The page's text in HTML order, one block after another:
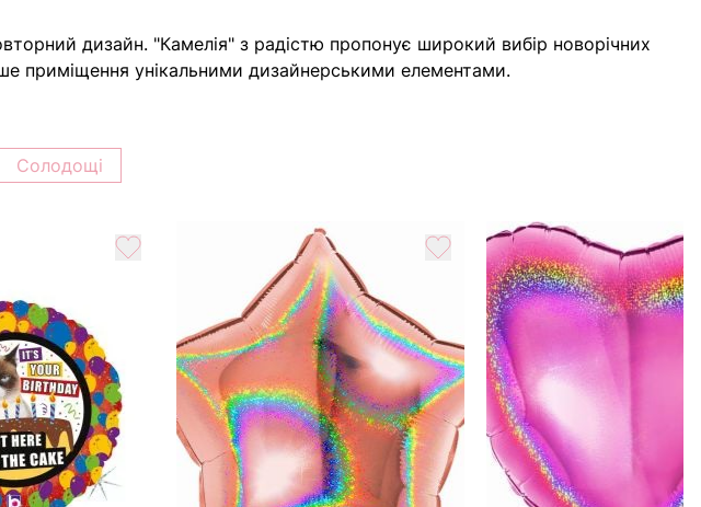
дизайн. "Камелія" з радістю пропонує широкий вибір новорічних
приміщення унікальними дизайнерськими елементами.
Солодощі